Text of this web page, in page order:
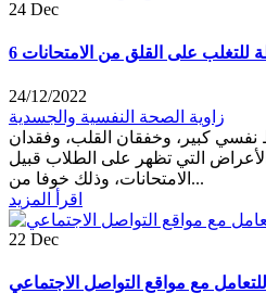
24 Dec
للتغلب على القلق من الامتحانات
24/12/2022
زاوية الصحة النفسية والجسدية
نفسي كبير، وخفقان القلب، وفقدان
التي تظهر على الطلاب قبيل
الامتحانات، وذلك خوفا من...
اقرأ المزيد
22 Dec
مع مواقع التواصل الاجتماعي